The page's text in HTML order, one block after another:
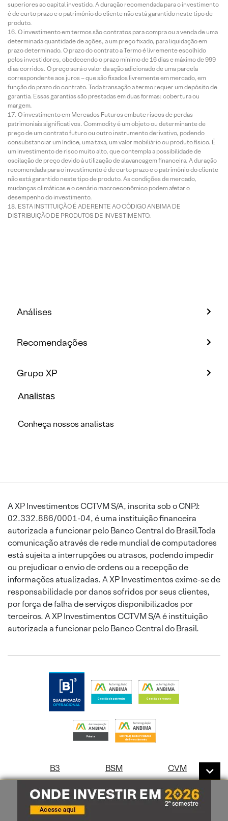
superiores ao capital investido. A duração recomendada para o investimento
é de curto prazo e o patrimônio do cliente não está garantido neste tipo de
produto.
O investimento em termos são contratos para compra ou a venda de uma
determinada quantidade de ações, a um preço fixado, para liquidação em
prazo determinado. O prazo do contrato a Termo é livremente escolhido
pelos investidores, obedecendo o prazo mínimo de 16 dias e máximo de 999
dias corridos. O preço será o valor da ação adicionado de uma parcela
correspondente aos juros – que são fixados livremente em mercado, em
função do prazo do contrato. Toda transação a termo requer um depósito de
garantia. Essas garantias são prestadas em duas formas: cobertura ou
margem.
O investimento em Mercados Futuros embute riscos de perdas
patrimoniais significativos. Commodity é um objeto ou determinante de
preço de um contrato futuro ou outro instrumento derivativo, podendo
consubstanciar um índice, uma taxa, um valor mobiliário ou produto físico. É
um investimento de risco muito alto, que contempla a possibilidade de
oscilação de preço devido à utilização de alavancagem financeira. A duração
recomendada para o investimento é de curto prazo e o patrimônio do cliente
não está garantido neste tipo de produto. As condições de mercado,
mudanças climáticas e o cenário macroeconômico podem afetar o
desempenho do investimento.
ESTA INSTITUIÇÃO É ADERENTE AO CÓDIGO ANBIMA DE
DISTRIBUIÇÃO DE PRODUTOS DE INVESTIMENTO.
Análises
Recomendações
Grupo XP
Analistas
Conheça nossos analistas
A XP Investimentos CCTVM S/A, inscrita sob o CNPJ:
02.332.886/0001-04, é uma instituição financeira
autorizada a funcionar pelo Banco Central do Brasil.Toda
comunicação através de rede mundial de computadores
está sujeita a interrupções ou atrasos, podendo impedir
ou prejudicar o envio de ordens ou a recepção de
informações atualizadas. A XP Investimentos exime-se de
responsabilidade por danos sofridos por seus clientes,
por força de falha de serviços disponibilizados por
terceiros. A XP Investimentos CCTVM S/A é instituição
autorizada a funcionar pelo Banco Central do Brasil.
B3 BSM
CVM
Correspondentes Cambiais
Correspondentes Bancários